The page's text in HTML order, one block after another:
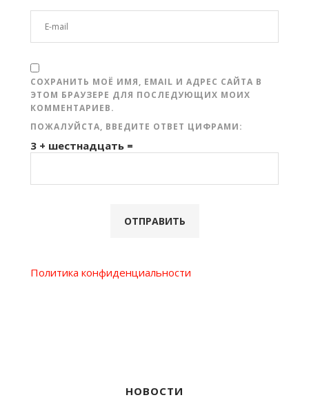
СОХРАНИТЬ МОЁ ИМЯ, EMAIL И АДРЕС САЙТА В
ЭТОМ БРАУЗЕРЕ ДЛЯ ПОСЛЕДУЮЩИХ МОИХ
КОММЕНТАРИЕВ.
ПОЖАЛУЙСТА, ВВЕДИТЕ ОТВЕТ ЦИФРАМИ:
3 + шестнадцать =
Политика конфиденциальности
НОВОСТИ